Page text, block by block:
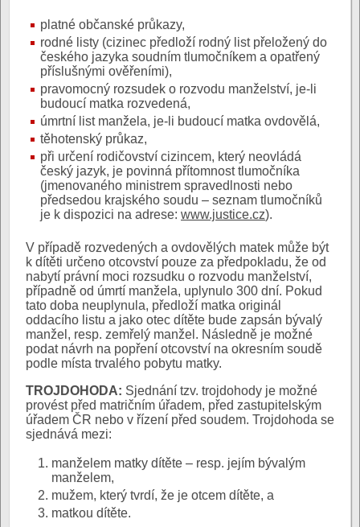
platné občanské průkazy,
rodné listy (cizinec předloží rodný list přeložený do
českého jazyka soudním tlumočníkem a opatřený
příslušnými ověřeními),
pravomocný rozsudek o rozvodu manželství, je-li
budoucí matka rozvedená,
úmrtní list manžela, je-li budoucí matka ovdovělá,
těhotenský průkaz,
při určení rodičovství cizincem, který neovládá
český jazyk, je povinná přítomnost tlumočníka
(jmenovaného ministrem spravedlnosti nebo
předsedou krajského soudu – seznam tlumočníků
je k dispozici na adrese: www.justice.cz).
V případě rozvedených a ovdovělých matek může být
k dítěti určeno otcovství pouze za předpokladu, že od
nabytí právní moci rozsudku o rozvodu manželství,
případně od úmrtí manžela, uplynulo 300 dní. Pokud
tato doba neuplynula, předloží matka originál
oddacího listu a jako otec dítěte bude zapsán bývalý
manžel, resp. zemřelý manžel. Následně je možné
podat návrh na popření otcovství na okresním soudě
podle místa trvalého pobytu matky.
TROJDOHODA: Sjednání tzv. trojdohody je možné
provést před matričním úřadem, před zastupitelským
úřadem ČR nebo v řízení před soudem. Trojdohoda se
sjednává mezi:
manželem matky dítěte – resp. jejím bývalým
manželem,
mužem, který tvrdí, že je otcem dítěte, a
matkou dítěte.